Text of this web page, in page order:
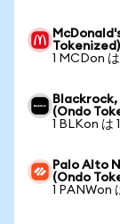
Tokenized)
1 MCDon
Blackrock,
(Ondo
1 BLKon は
Palo Alto
(Ondo
1 PANWon